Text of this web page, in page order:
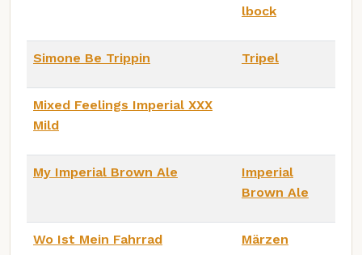
lbock
Simone Be Trippin Tripel
Mixed Feelings Imperial XXX
Mild
My Imperial Brown Ale
Imperial
Brown Ale
Wo Ist Mein Fahrrad Märzen